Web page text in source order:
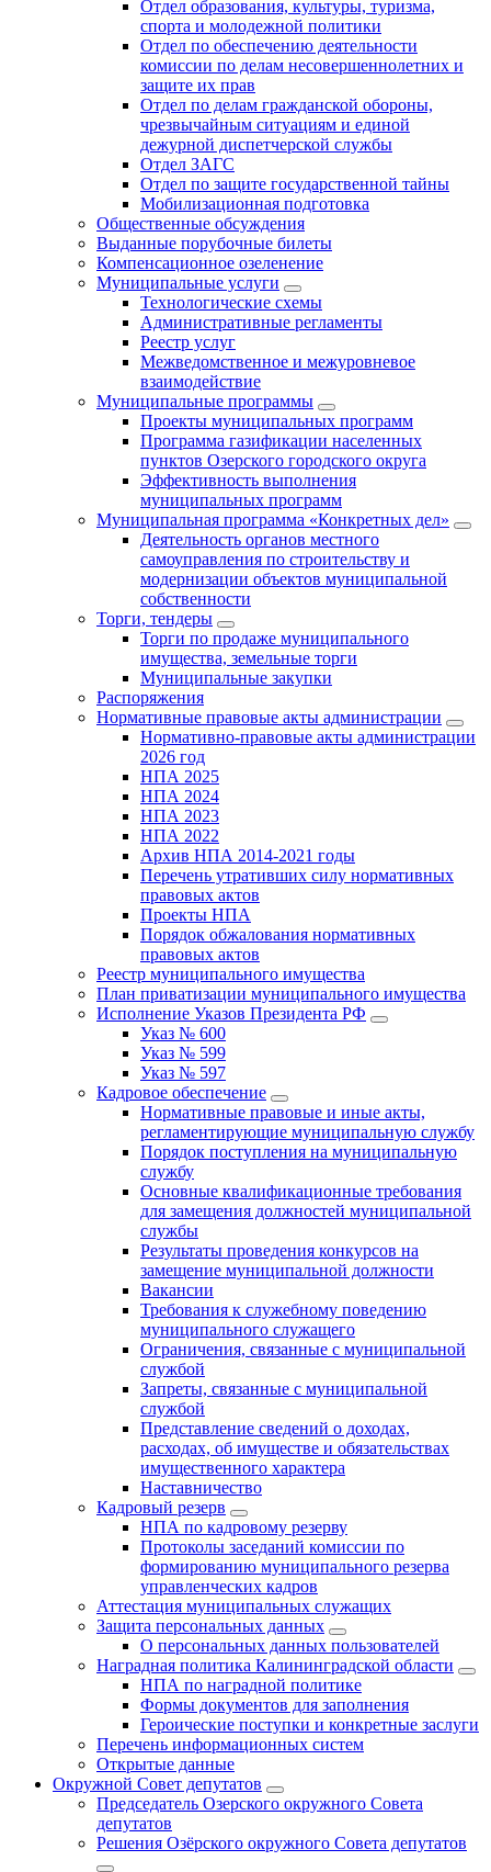
Отдел образования, культуры, туризма,
спорта и молодежной политики
Отдел по обеспечению деятельности
комиссии по делам несовершеннолетних и
защите их прав
Отдел по делам гражданской обороны,
чрезвычайным ситуациям и единой
дежурной диспетчерской службы
Отдел ЗАГС
Отдел по защите государственной тайны
Мобилизационная подготовка
Общественные обсуждения
Выданные порубочные билеты
Компенсационное озеленение
Муниципальные услуги
Технологические схемы
Административные регламенты
Реестр услуг
Межведомственное и межуровневое
взаимодействие
Муниципальные программы
Проекты муниципальных программ
Программа газификации населенных
пунктов Озерского городского округа
Эффективность выполнения
муниципальных программ
Муниципальная программа «Конкретных дел»
Деятельность органов местного
самоуправления по строительству и
модернизации объектов муниципальной
собственности
Торги, тендеры
Торги по продаже муниципального
имущества, земельные торги
Муниципальные закупки
Распоряжения
Нормативные правовые акты администрации
Нормативно-правовые акты администрации
2026 год
НПА 2025
НПА 2024
НПА 2023
НПА 2022
Архив НПА 2014-2021 годы
Перечень утративших силу нормативных
правовых актов
Проекты НПА
Порядок обжалования нормативных
правовых актов
Реестр муниципального имущества
План приватизации муниципального имущества
Исполнение Указов Президента РФ
Указ № 600
Указ № 599
Указ № 597
Кадровое обеспечение
Нормативные правовые и иные акты,
регламентирующие муниципальную службу
Порядок поступления на муниципальную
службу
Основные квалификационные требования
для замещения должностей муниципальной
службы
Результаты проведения конкурсов на
замещение муниципальной должности
Вакансии
Требования к служебному поведению
муниципального служащего
Ограничения, связанные с муниципальной
службой
Запреты, связанные с муниципальной
службой
Представление сведений о доходах,
расходах, об имуществе и обязательствах
имущественного характера
Наставничество
Кадровый резерв
НПА по кадровому резерву
Протоколы заседаний комиссии по
формированию муниципального резерва
управленческих кадров
Аттестация муниципальных служащих
Защита персональных данных
О персональных данных пользователей
Наградная политика Калининградской области
НПА по наградной политике
Формы документов для заполнения
Героические поступки и конкретные заслуги
Перечень информационных систем
Открытые данные
Окружной Совет депутатов
Председатель Озерского окружного Совета
депутатов
Решения Озёрского окружного Совета депутатов